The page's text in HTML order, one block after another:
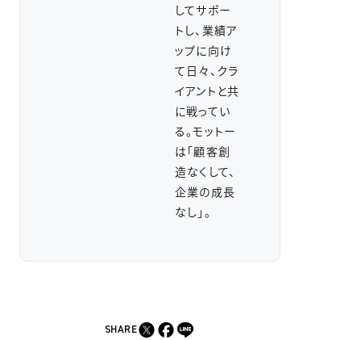
してサポー
トし、業績ア
ップに向け
て日々、クラ
イアントと共
に戦ってい
る。モットー
は「顧客創
造なくして、
企業の成長
なし」。
SHARE